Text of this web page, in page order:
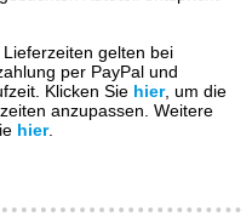
gelten bei
per PayPal und
Klicken Sie hier, um die
anzupassen. Weitere
hier.